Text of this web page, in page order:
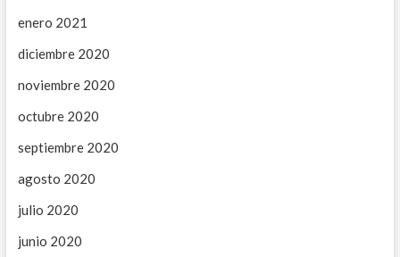
enero 2021
diciembre 2020
noviembre 2020
octubre 2020
septiembre 2020
agosto 2020
julio 2020
junio 2020